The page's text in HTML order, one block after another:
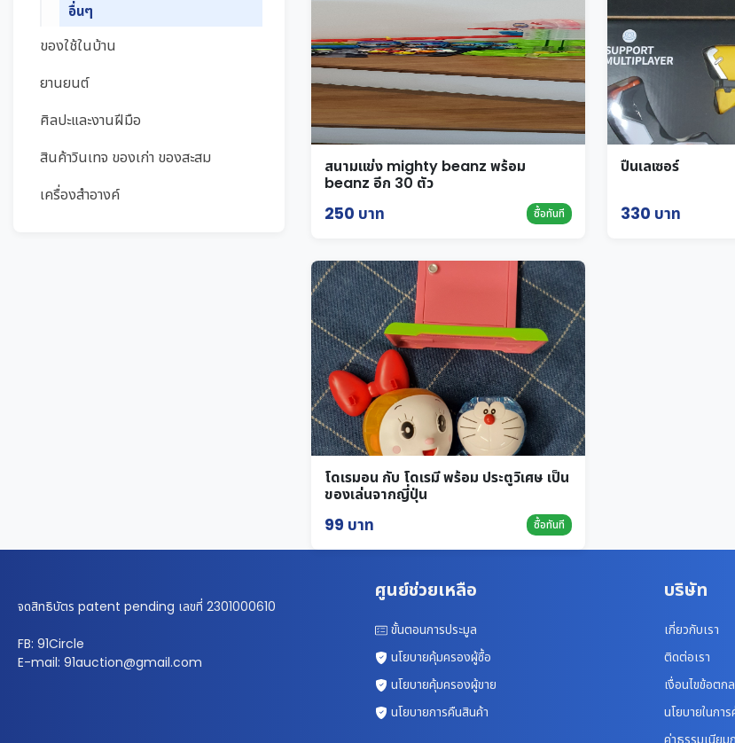
อื่นๆ
ของใช้ในบ้าน
ยานยนต์
ศิลปะและงานฝีมือ
สินค้าวินเทจ ของเก่า ของสะสม
เครื่องสำอางค์
สนามแข่ง mighty beanz พร้อม
beanz อีก 30 ตัว
250 บาท ซื้อทันที
ปืนเลเซอร์
330 บาท
โดเรมอน กับ โดเรมี พร้อม ประตูวิเศษ เป็น
ของเล่นจากญี่ปุ่น
99 บาท ซื้อทันที
จดสิทธิบัตร patent pending เลขที่ 2301000610
FB: 91Circle
E-mail: 91auction@gmail.com
ศูนย์ช่วยเหลือ
ขั้นตอนการประมูล
นโยบายคุ้มครองผู้ซื้อ
นโยบายคุ้มครองผู้ขาย
นโยบายการคืนสินค้า
บริษัท
เกี่ยวกับเรา
ติดต่อเรา
เงื่อนไขข้อตก
นโยบายในกา
ค่าธรรมเนียม